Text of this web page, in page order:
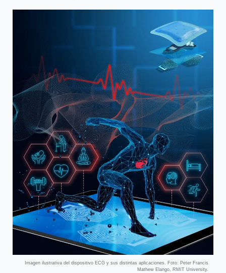
Imagen ilustrativa del dispositivo ECG y sus distintas aplicaciones. Foto: Peter Francis
Mathew Elango, RMIT University.